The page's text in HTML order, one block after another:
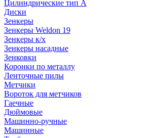
Цилиндрические тип А
Диски
Зенкеры
Зенкеры Weldon 19
Зенкеры к/х
Зенкеры насадные
Зенковки
Коронки по металлу
Ленточные пилы
Метчики
Вороток для метчиков
Гаечные
Дюймовые
Машинно-ручные
Машинные